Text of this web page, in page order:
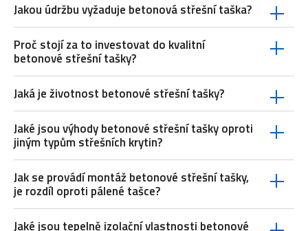
Jakou údržbu vyžaduje betonová střešní taška?
Proč stojí za to investovat do kvalitní
betonové střešní tašky?
Jaká je životnost betonové střešní tašky?
Jaké jsou výhody betonové střešní tašky oproti
jiným typům střešních krytin?
Jak se provádí montáž betonové střešní tašky,
je rozdíl oproti pálené tašce?
Jaké jsou tepelně izolační vlastnosti betonové